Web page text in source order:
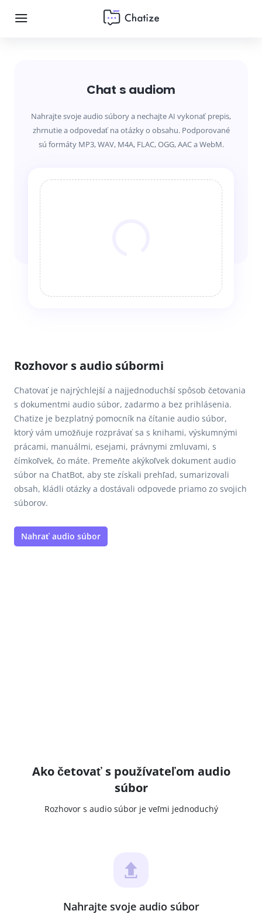
Chat s audiom
Nahrajte svoje audio súbory a nechajte AI vykonať prepis,
zhrnutie a odpovedať na otázky o obsahu. Podporované
sú formáty MP3, WAV, M4A, FLAC, OGG, AAC a WebM.
Rozhovor s audio súbormi
Chatovať je najrýchlejší a najjednoduchší spôsob četovania
s dokumentmi audio súbor, zadarmo a bez prihlásenia.
Chatize je bezplatný pomocník na čítanie audio súbor,
ktorý vám umožňuje rozprávať sa s knihami, výskumnými
prácami, manuálmi, esejami, právnymi zmluvami, s
čímkoľvek, čo máte. Premeňte akýkoľvek dokument audio
súbor na ChatBot, aby ste získali prehľad, sumarizovali
obsah, kládli otázky a dostávali odpovede priamo zo svojich
súborov.
Nahrať audio súbor
Ako četovať s používateľom audio
súbor
Rozhovor s audio súbor je veľmi jednoduchý
Nahrajte svoje audio súbor